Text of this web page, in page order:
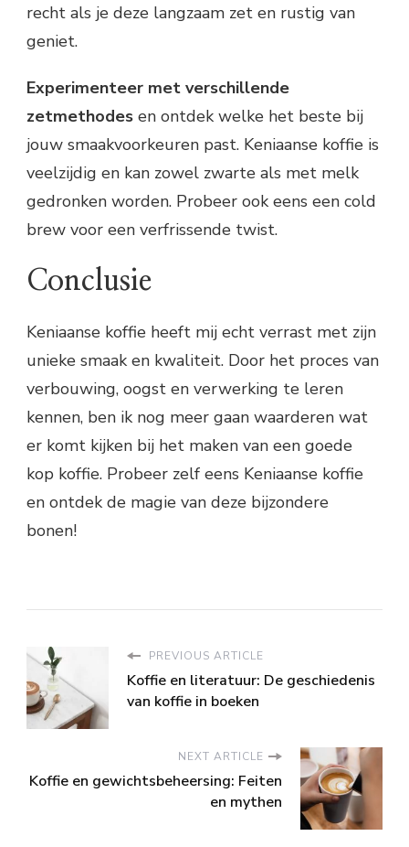
recht als je deze langzaam zet en rustig van
geniet.
Experimenteer met verschillende
zetmethodes en ontdek welke het beste bij
jouw smaakvoorkeuren past. Keniaanse koffie is
veelzijdig en kan zowel zwarte als met melk
gedronken worden. Probeer ook eens een cold
brew voor een verfrissende twist.
Conclusie
Keniaanse koffie heeft mij echt verrast met zijn
unieke smaak en kwaliteit. Door het proces van
verbouwing, oogst en verwerking te leren
kennen, ben ik nog meer gaan waarderen wat
er komt kijken bij het maken van een goede
kop koffie. Probeer zelf eens Keniaanse koffie
en ontdek de magie van deze bijzondere
bonen!
PREVIOUS ARTICLE
Koffie en literatuur: De geschiedenis
van koffie in boeken
NEXT ARTICLE
Koffie en gewichtsbeheersing: Feiten
en mythen